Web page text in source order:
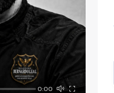
0:00